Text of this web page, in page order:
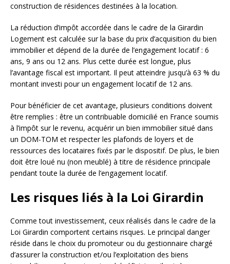
construction de résidences destinées à la location.
La réduction d’impôt accordée dans le cadre de la Girardin
Logement est calculée sur la base du prix d’acquisition du bien
immobilier et dépend de la durée de l’engagement locatif : 6
ans, 9 ans ou 12 ans. Plus cette durée est longue, plus
l’avantage fiscal est important. Il peut atteindre jusqu’à 63 % du
montant investi pour un engagement locatif de 12 ans.
Pour bénéficier de cet avantage, plusieurs conditions doivent
être remplies : être un contribuable domicilié en France soumis
à l’impôt sur le revenu, acquérir un bien immobilier situé dans
un DOM-TOM et respecter les plafonds de loyers et de
ressources des locataires fixés par le dispositif. De plus, le bien
doit être loué nu (non meublé) à titre de résidence principale
pendant toute la durée de l’engagement locatif.
Les risques liés à la Loi Girardin
Comme tout investissement, ceux réalisés dans le cadre de la
Loi Girardin comportent certains risques. Le principal danger
réside dans le choix du promoteur ou du gestionnaire chargé
d’assurer la construction et/ou l’exploitation des biens